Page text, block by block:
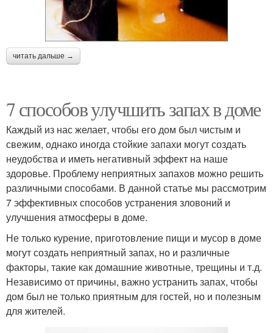
читать дальше →
7 способов улучшить запах в доме
Каждый из нас желает, чтобы его дом был чистым и
свежим, однако иногда стойкие запахи могут создать
неудобства и иметь негативный эффект на наше
здоровье. Проблему неприятных запахов можно решить
различными способами. В данной статье мы рассмотрим
7 эффективных способов устранения зловоний и
улучшения атмосферы в доме.
Не только курение, приготовление пищи и мусор в доме
могут создать неприятный запах, но и различные
факторы, такие как домашние животные, трещины и т.д.
Независимо от причины, важно устранить запах, чтобы
дом был не только приятным для гостей, но и полезным
для жителей.